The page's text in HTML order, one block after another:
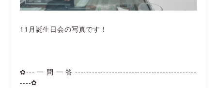
11月誕生日会の写真です！
✿--- 一 問 一 答 -------------------------------------------
----✿